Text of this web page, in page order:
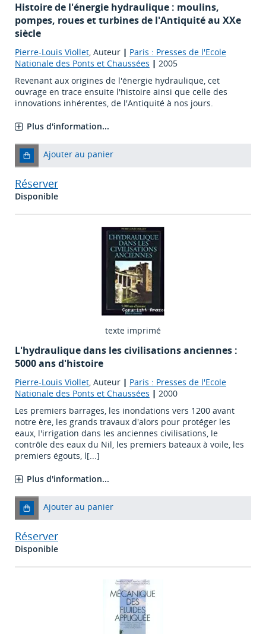
Histoire de l'énergie hydraulique : moulins,
pompes, roues et turbines de l'Antiquité au XXe
siècle
Pierre-Louis Viollet, Auteur | Paris : Presses de l'Ecole
Nationale des Ponts et Chaussées | 2005
Revenant aux origines de l'énergie hydraulique, cet
ouvrage en trace ensuite l'histoire ainsi que celle des
innovations inhérentes, de l'Antiquité à nos jours.
Plus d'information...
Ajouter au panier
Réserver
Disponible
texte imprimé
L'hydraulique dans les civilisations anciennes :
5000 ans d'histoire
Pierre-Louis Viollet, Auteur | Paris : Presses de l'Ecole
Nationale des Ponts et Chaussées | 2000
Les premiers barrages, les inondations vers 1200 avant
notre ère, les grands travaux d'alors pour protéger les
eaux, l'irrigation dans les anciennes civilisations, le
contrôle des eaux du Nil, les premiers bateaux à voile, les
premiers égouts, l[...]
Plus d'information...
Ajouter au panier
Réserver
Disponible